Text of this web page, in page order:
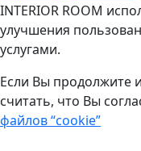
INTERIOR ROOM
улучшения
услугами.
Если Вы продолжите
считать, что Вы
файлов “cookie”